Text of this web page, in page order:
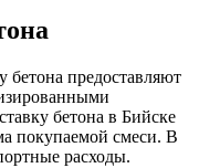
бетона предоставляют
бетона в Бийске
покупаемой смеси. В
расходы.